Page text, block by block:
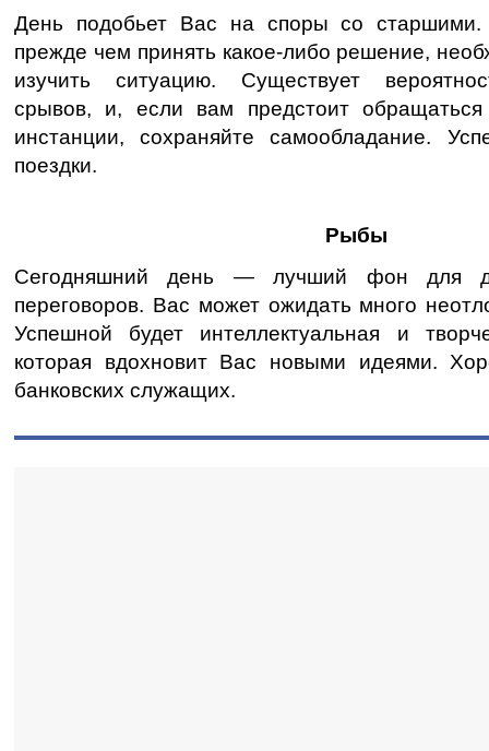
День подобьет Вас на споры со
прежде чем принять какое-либо решение,
изучить ситуацию. Существует
срывов, и, если вам предстоит обращаться
инстанции, сохраняйте самообладание.
поездки.
Рыбы
Сегодняшний день — лучший фон для
переговоров. Вас может ожидать много
Успешной будет интеллектуальная и
которая вдохновит Вас новыми идеями.
банковских служащих.